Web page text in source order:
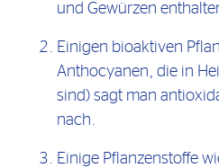
und Gewürzen
Einigen bioaktiven
Anthocyanen, die in
sind) sagt man
nach.
Einige Pflanzenstoffe